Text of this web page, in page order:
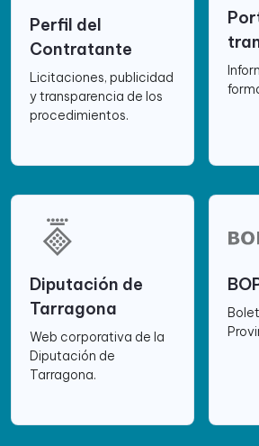
Perfil del
Contratante
Licitaciones, publicidad
y transparencia de los
procedimientos.
Diputación de
Tarragona
Web corporativa de la
Diputación de
Tarragona.